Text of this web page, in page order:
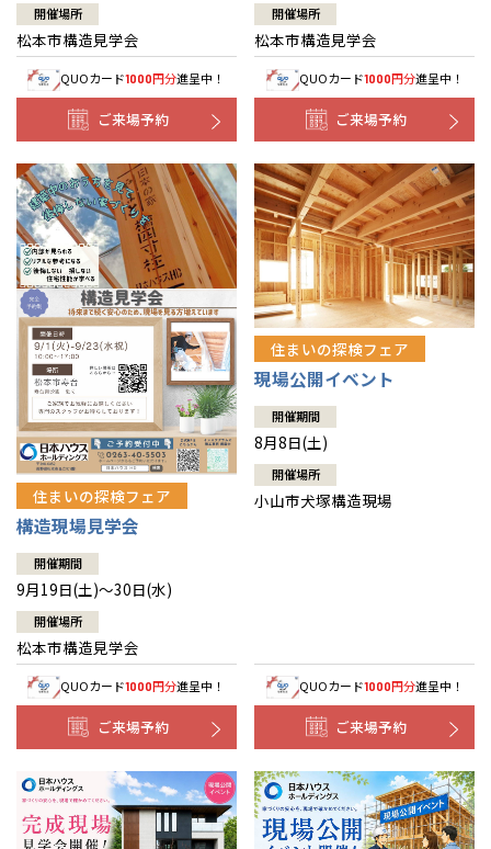
開催場所
松本市構造見学会
QUOカード1000円分進呈中！
ご来場予約
開催場所
松本市構造見学会
QUOカード1000円分進呈中！
ご来場予約
住まいの探検フェア
構造現場見学会
開催期間
9月19日(土)～30日(水)
開催場所
松本市構造見学会
QUOカード1000円分進呈中！
ご来場予約
住まいの探検フェア
現場公開イベント
開催期間
8月8日(土)
開催場所
小山市犬塚構造現場
QUOカード1000円分進呈中！
ご来場予約